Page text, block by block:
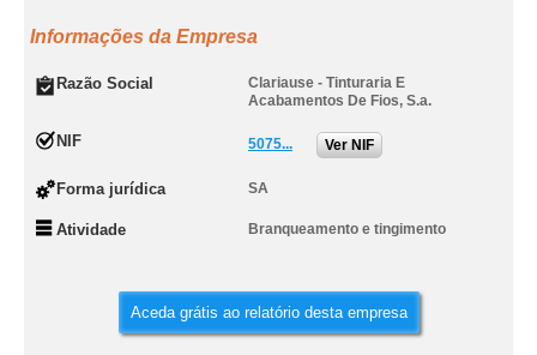
Informações da Empresa
Razão Social
Clariause - Tinturaria E
Acabamentos De Fios, S.a.
NIF 5075... Ver NIF
Forma jurídica SA
Atividade Branqueamento e tingimento
Aceda grátis ao relatório desta empresa